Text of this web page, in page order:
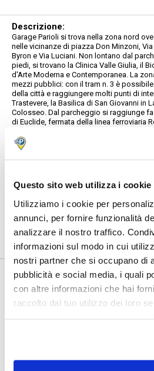
Questo sito web utilizza i cookie
Utilizziamo i cookie per
annunci, per fornire funzionalità
analizzare il nostro traffico.
informazioni sul modo in cui
nostri partner che si occupano di
pubblicità e social media, i quali
con altre informazioni che hai
raccolto dal tuo utilizzo dei loro
Descrizione:
Garage Parioli si trova nella zona nord
nelle vicinanze di piazza Don Minzoni,
Byron e Via Luciani. Non lontano dal
piedi, si trovano la Clinica Valle Giulia, il
d'Arte Moderna e Contemporanea. La
mezzi pubblici: con il tram n. 3 è
della città e raggiungere molti punti di
Trastevere, la Basilica di San Giovanni in
Colosseo. Dal parcheggio si raggiunge
di Euclide, fermata della linea ferroviaria
Caratteristiche:
colonnine per la ricarica delle auto
Posizione:
Troverai indirizzo e numeri telefonici del
prenotazione MyParking.
Utilizza la mappa per conoscere la
Informazioni su Garage Parioli
🅿️ Caratteristiche: